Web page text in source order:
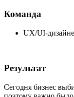
Команда
UX/UI-
Результат
Сегодня бизнес